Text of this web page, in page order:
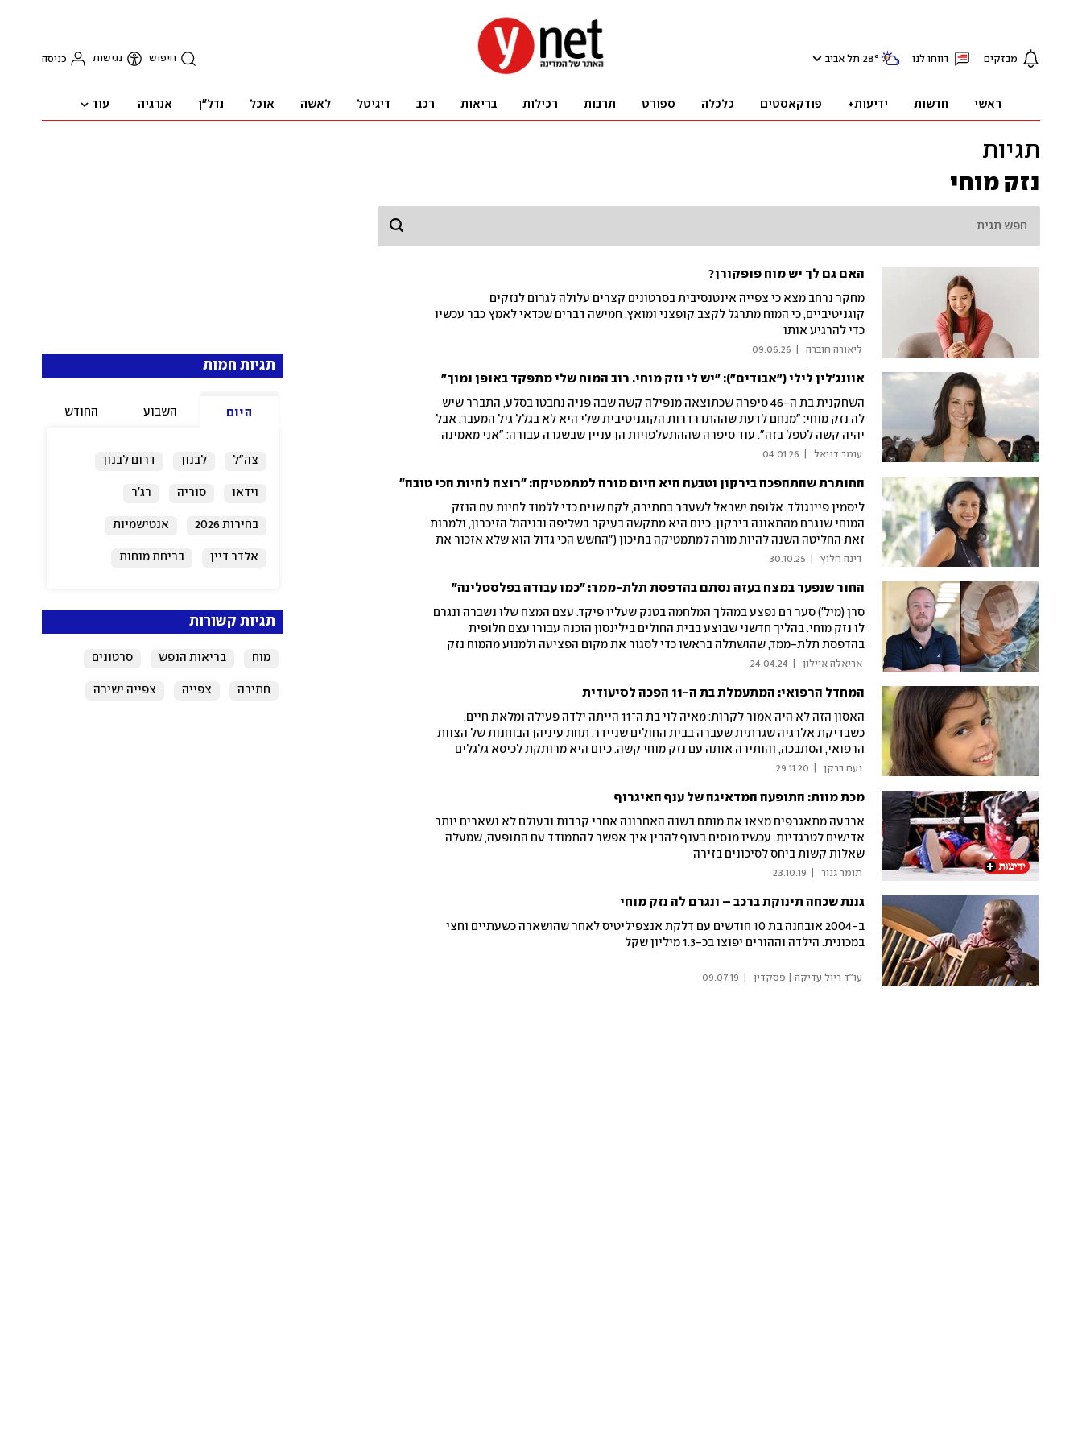
מבזקים דווחו לנו 28° תל אביב חיפוש נגישות כניסה
ראשי חדשות ידיעות+ פודקאסטים כלכלה ספורט תרבות רכילות בריאות רכב דיגיטל לאשה אוכל נדל"ן אנרגיה עוד
תגיות
נזק מוחי
האם גם לך יש מוח פופקורן?
מחקר נרחב מצא כי צפייה אינטנסיבית בסרטונים קצרים עלולה לגרום לנזקים
קוגניטיביים, כי המוח מתרגל לקצב קופצני ומואץ. חמישה דברים שכדאי לאמץ כבר עכשיו
כדי להרגיע אותו
ליאורה חוברה 09.06.26
אוונג'לין לילי ("אבודים"): "יש לי נזק מוחי. רוב המוח שלי מתפקד באופן נמוך"
השחקנית בת ה-46 סיפרה שכתוצאה מנפילה קשה שבה פניה נחבטו בסלע, התברר שיש
לה נזק מוחי: "מנחם לדעת שההתדרדרות הקוגניטיבית שלי היא לא בגלל גיל המעבר, אבל
יהיה קשה לטפל בזה". עוד סיפרה שההתעלפויות הן עניין שבשגרה עבורה: "אני מאמינה
שכשלנשמה שלי קשה מדי, היא עוזבת את הגוף למנוחה קצרה וחוזרת"
עומר דניאל 04.01.26
החותרת שהתהפכה בירקון וטבעה היא היום מורה למתמטיקה: "רוצה להיות הכי טובה"
ליסמין פיינגולד, אלופת ישראל לשעבר בחתירה, לקח שנים כדי ללמוד לחיות עם הנזק
המוחי שנגרם מהתאונה בירקון. כיום היא מתקשה בעיקר בשליפה ובניהול הזיכרון, ולמרות
זאת החליטה השנה להיות מורה למתמטיקה בתיכון ("החשש הכי גדול הוא שלא אזכור את
שמות התלמידים"). בריאיון מספרת בתו הביולוגית של אייבי נתן על בעלה, קרטיק
דינה חלוץ 30.10.25
החור שנפער במצח בעזה נסתם בהדפסת תלת-ממד: "כמו עבודה בפלסטלינה"
סרן (מיל') סער רם נפצע במהלך המלחמה בטנק שעליו פיקד. עצם המצח שלו נשברה ונגרם
לו נזק מוחי. בהליך חדשני שבוצע בבית החולים בילינסון הוכנה עבורו עצם חלופית
בהדפסת תלת-ממד, שהושתלה בראשו כדי לסגור את מקום הפציעה ולמנוע מהמוח נזק
נוסף. צעד ראשון וחשוב בדרך הארוכה להחלמה של הלוחם
אריאלה איילון 24.04.24
המחדל הרפואי: המתעמלת בת ה-11 הפכה לסיעודית
האסון הזה לא היה אמור לקרות: מאיה לוי בת ה־11 הייתה ילדה פעילה ומלאת חיים,
כשבדיקת אלרגיה שגרתית שעברה בבית החולים שניידר, תחת עיניהן הבוחנות של הצוות
הרפואי, הסתבכה, והותירה אותה עם נזק מוחי קשה. כיום היא מרותקת לכיסא גלגלים
ומנותקת מסביבתה. דו"ח חמור שמתפרסם כאן לראשונה חושף שורה ארוכה של כשלים
בתגובה: "הופקו לקחים ושונו נוהלי בדיקות"
נעם ברקן 29.11.20
מכת מוות: התופעה המדאיגה של ענף האיגרוף
ארבעה מתאגרפים מצאו את מותם בשנה האחרונה אחרי קרבות ובעולם לא נשארים יותר
אדישים לטרגדיות. עכשיו מנסים בענף להבין איך אפשר להתמודד עם התופעה, שמעלה
שאלות קשות ביחס לסיכונים בזירה
תומר גנור 23.10.19
גננת שכחה תינוקת ברכב – ונגרם לה נזק מוחי
ב-2004 אובחנה בת 10 חודשים עם דלקת אנצפיליטיס לאחר שהושארה כשעתיים וחצי
במכונית. הילדה וההורים יפוצו בכ-1.3 מיליון שקל
עו"ד ריול עדיקה | פסקדין 09.07.19
תגיות חמות
היום השבוע החודש
צה"ל לבנון דרום לבנון
וידאו סוריה רג'ר
בחירות 2026 אנטישמיות
אלדר דיין בריחת מוחות
תגיות קשורות
מוח בריאות הנפש סרטונים
חתירה צפייה צפייה ישירה